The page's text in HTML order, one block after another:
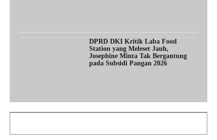
DPRD DKI Kritik Laba Food
Station yang Meleset Jauh,
Josephine Minta Tak Bergantung
pada Subsidi Pangan 2026